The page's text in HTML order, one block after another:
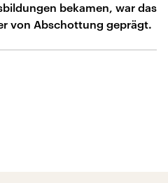
bekamen, war das
von Abschottung geprägt.